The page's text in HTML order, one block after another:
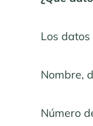
Los
Nombre,
Número